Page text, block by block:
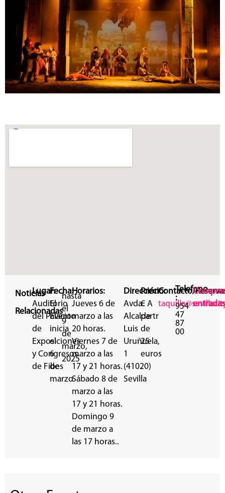
Noticias
Relacionadas
Lugar:
Auditorio
del Palacio
de
Exposiciones
y Congresos
de Fibes
Fecha:
El
Evento
inicia
el
6
de
marzo
hasta
el
9
de
marzo,
2025
Horarios:
Jueves 6 de
marzo a las
20 horas.
Viernes 7 de
marzo a las
17 y 21 horas.
Sábado 8 de
marzo a las
17 y 21 horas.
Domingo 9
de marzo a
las 17 horas..
Dirección:
Avda.
Alcalde
Luis
Uruñuela,
1
(41020)
Sevilla
Precio:
€ A
partr
de
25
euros
.
Contacto/Telefono
:
954
47
87
00
Comprar
entradas